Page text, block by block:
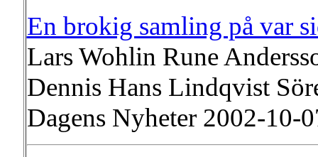
En brokig samling på var
Lars Wohlin Rune
Dennis Hans Lindqvist
Dagens Nyheter 2002-10-